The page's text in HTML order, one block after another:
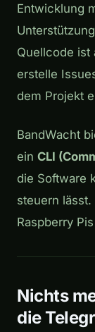
Entwicklung
Quellcode ist
erstelle
dem Projekt
BandWacht
ein CLI
die Software
steuern
Raspberry
Nichts
die